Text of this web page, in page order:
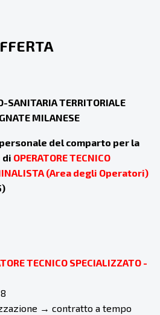
SANITARIA TERRITORIALE
MILANESE
del comparto per la
di OPERATORE TECNICO
(Area degli Operatori)
TECNICO SPECIALIZZATO -
8
→ contratto a tempo